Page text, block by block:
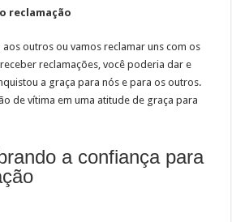
reclamação
outros ou vamos reclamar uns com os
reclamações, você poderia dar e
a graça para nós e para os outros.
de vítima em uma atitude de graça para
a confiança para